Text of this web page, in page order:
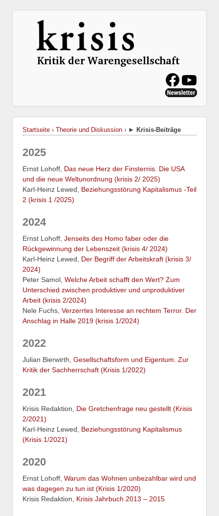
Startseite › Theorie und Diskussion › ► Krisis-Beiträge
2025
Ernst Lohoff, Das neue Herz der Finsternis. Die USA
und die neue Weltunordnung (krisis 2/ 2025)
Karl-Heinz Lewed, Beziehungsstörung Kapitalismus -Teil
2 (krisis 1 /2025)
2024
Ernst Lohoff, Jenseits des Homo faber oder die
Rückgewinnung der Lebenszeit (krisis 4/ 2024)
Karl-Heinz Lewed, Der Begriff der Arbeitskraft (krisis 3/
2024)
Peter Samol, Welche Arbeit schafft den Wert? Zum
Unterschied zwischen produktiver und unproduktiver
Arbeit (krisis 2/2024)
Nele Fuchs, Verzerrtes Interesse an rechtem Terror. Der
Anschlag in Halle 2019 (krisis 1/2024)
2022
Julian Bierwirth, Gesellschaftsform und Eigentum. Zur
Kritik der Sachherrschaft (Krisis 1/2022)
2021
Krisis Redaktion, Die Gretchenfrage neu gestellt (Krisis
2/2021)
Karl-Heinz Lewed, Beziehungsstörung Kapitalismus
(Krisis 1/2021)
2020
Ernst Lohoff, Warum das Wohnen unbezahlbar wird und
was dagegen zu tun ist (Krisis 1/2020)
Krisis Redaktion, Krisis Jahrbuch 2013 – 2015